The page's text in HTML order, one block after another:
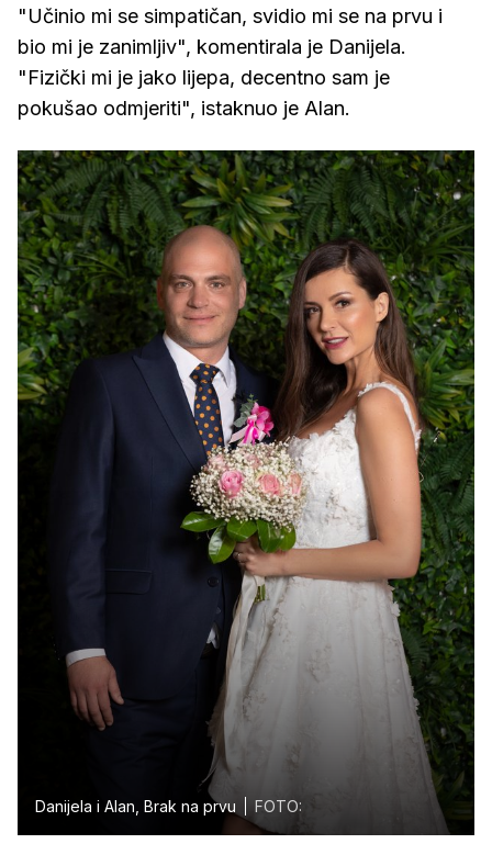
"Učinio mi se simpatičan, svidio mi se na prvu i
bio mi je zanimljiv", komentirala je Danijela.
"Fizički mi je jako lijepa, decentno sam je
pokušao odmjeriti", istaknuo je Alan.
Danijela i Alan, Brak na prvu FOTO: